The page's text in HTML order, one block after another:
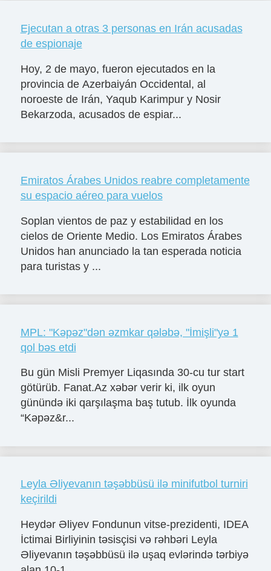
Ejecutan a otras 3 personas en Irán acusadas
de espionaje
Hoy, 2 de mayo, fueron ejecutados en la
provincia de Azerbaiyán Occidental, al
noroeste de Irán, Yaqub Karimpur y Nosir
Bekarzoda, acusados de espiar...
Emiratos Árabes Unidos reabre completamente
su espacio aéreo para vuelos
Soplan vientos de paz y estabilidad en los
cielos de Oriente Medio. Los Emiratos Árabes
Unidos han anunciado la tan esperada noticia
para turistas y ...
MPL: "Kəpəz"dən əzmkar qələbə, "İmişli"yə 1
qol bəs etdi
Bu gün Misli Premyer Liqasında 30-cu tur start
götürüb. Fanat.Az xəbər verir ki, ilk oyun
günündə iki qarşılaşma baş tutub. İlk oyunda
“Kəpəz&r...
Leyla Əliyevanın təşəbbüsü ilə minifutbol turniri
keçirildi
Heydər Əliyev Fondunun vitse-prezidenti, IDEA
İctimai Birliyinin təsisçisi və rəhbəri Leyla
Əliyevanın təşəbbüsü ilə uşaq evlərində tərbiyə